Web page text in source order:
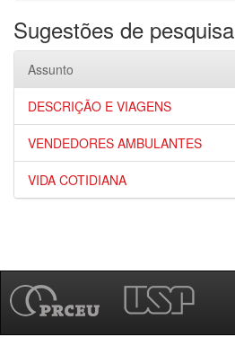
Sugestões de pesquisa
Assunto
DESCRIÇÃO E VIAGENS
VENDEDORES AMBULANTES
VIDA COTIDIANA